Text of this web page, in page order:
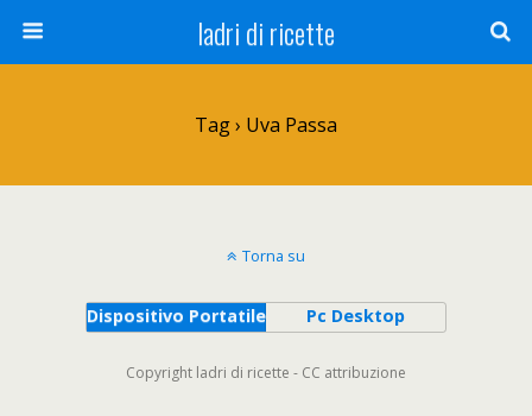
ladri di ricette
Tag › Uva Passa
Torna su
Dispositivo Portatile Pc Desktop
Copyright ladri di ricette - CC attribuzione